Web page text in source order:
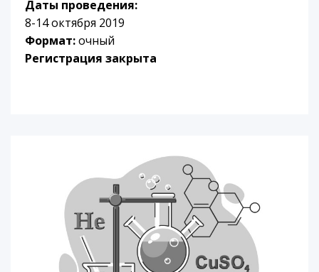
Даты проведения:
8-14 октября 2019
Формат:очный
Регистрация закрыта